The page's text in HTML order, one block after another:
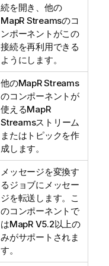
続を開き、他の
MapR Streamsのコ
ンポーネントがこの
接続を再利用できる
ようにします。
他のMapR Streams
のコンポーネントが
使えるMapR
Streamsストリーム
またはトピックを作
成します。
メッセージを変換す
るジョブにメッセー
ジを転送します。こ
のコンポーネントで
はMapR V5.2以上の
みがサポートされま
す。